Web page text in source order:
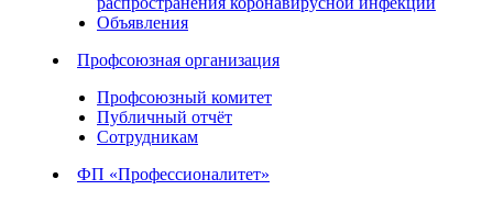
Объявления
Профсоюзная организация
Профсоюзный комитет
Публичный отчёт
Сотрудникам
ФП «Профессионалитет»